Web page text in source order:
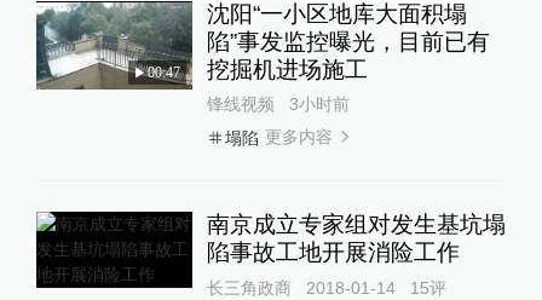
00:47
沈阳“一小区地库大面积塌
陷”事发监控曝光，目前已有
挖掘机进场施工
锋线视频
3小时前
塌陷 更多内容
南京成立专家组对发生基坑塌
陷事故工地开展消险工作
长三角政商 2018-01-14 15评